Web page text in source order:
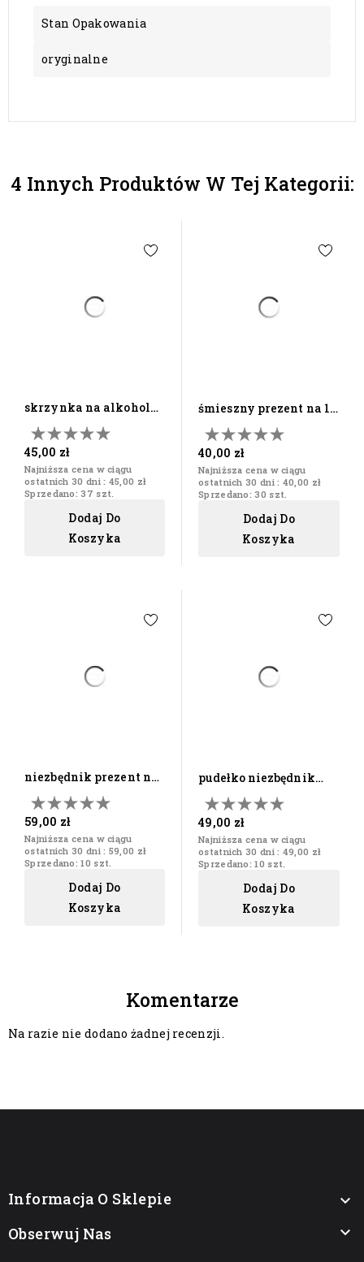
Stan Opakowania
oryginalne
4 Innych Produktów W Tej Kategorii:
skrzynka na alkohol
prezent na 18
urodziny...
45,00 zł
Najniższa cena w ciągu
ostatnich 30 dni : 45,00 zł
Sprzedano: 37 szt.
Dodaj Do
Koszyka
śmieszny prezent na 18
30 40 50 60...
40,00 zł
Najniższa cena w ciągu
ostatnich 30 dni : 40,00 zł
Sprzedano: 30 szt.
Dodaj Do
Koszyka
niezbędnik prezent na
18 30 40 urodziny...
59,00 zł
Najniższa cena w ciągu
ostatnich 30 dni : 59,00 zł
Sprzedano: 10 szt.
Dodaj Do
Koszyka
pudełko niezbędnik
prezent na 18
urodziny...
49,00 zł
Najniższa cena w ciągu
ostatnich 30 dni : 49,00 zł
Sprzedano: 10 szt.
Dodaj Do
Koszyka
Komentarze
Na razie nie dodano żadnej recenzji.
Informacja O Sklepie

Obserwuj Nas
